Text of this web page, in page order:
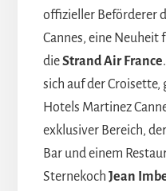
offizieller Beförderer
Cannes, eine Neuheit
dieStrand Air France
sich auf der Croisette,
Hotels Martinez
exklusiver Bereich,
Bar und einem
Sternekoch Jean